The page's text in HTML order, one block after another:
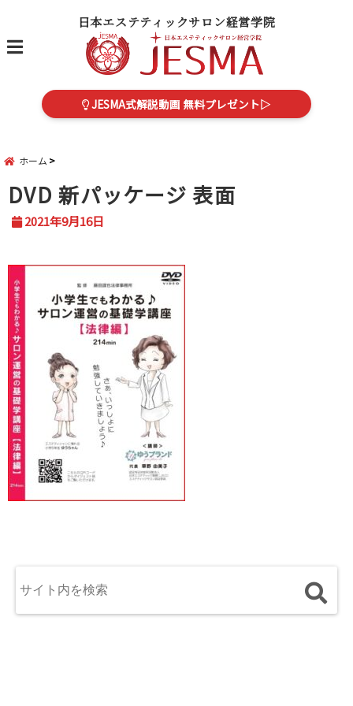
日本エステティックサロン経営学院
menu
JESMA式解説動画 無料プレゼント▷
ホーム
DVD 新パッケージ 表面
2021年9月16日